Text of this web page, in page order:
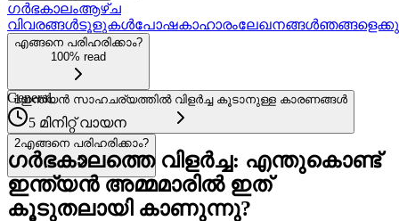
ഗർഭകാലംആഴ്ച
വിവരങ്ങൾടൂളുകൾപോഷകാഹാരംലേഖനങ്ങൾ
എങ്ങനെ പരിഹരിക്കാം?
100% read
1ഇന്ത്യൻ സാഹചര്യത്തിൽ വിളർച്ച കൂടാനുള്ള കാരണങ്ങൾ
2എങ്ങനെ പരിഹരിക്കാം?
General
5 മിനിറ്റ് വായന
ഗർഭകാലത്തെ വിളർച്ച: എന്തുകൊണ്ട്
ഇന്ത്യൻ അമ്മമാരിൽ ഇത്
കൂടുതലായി കാണുന്നു?